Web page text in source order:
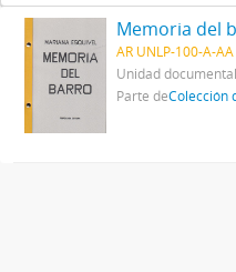
Memoria del
AR UNLP-100-A-
Unidad
Parte deColección